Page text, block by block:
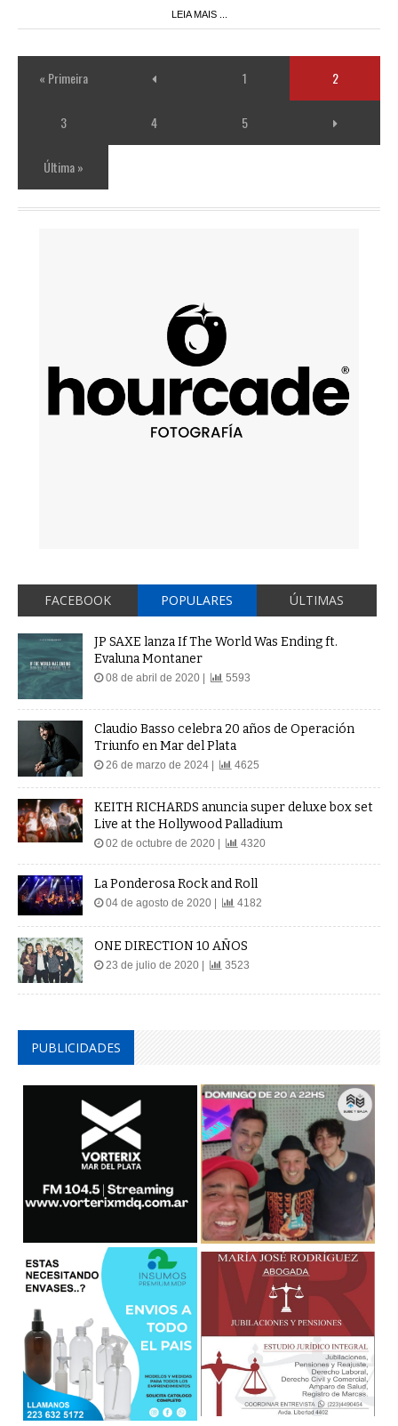
LEIA MAIS ...
« Primeira 1 2
3 4 5
Última »
FACEBOOK POPULARES ÚLTIMAS
JP SAXE lanza If The World Was Ending ft.
Evaluna Montaner
08 de abril de 2020 | 5593
Claudio Basso celebra 20 años de Operación
Triunfo en Mar del Plata
26 de marzo de 2024 | 4625
KEITH RICHARDS anuncia super deluxe box set
Live at the Hollywood Palladium
02 de octubre de 2020 | 4320
La Ponderosa Rock and Roll
04 de agosto de 2020 | 4182
ONE DIRECTION 10 AÑOS
23 de julio de 2020 | 3523
PUBLICIDADES